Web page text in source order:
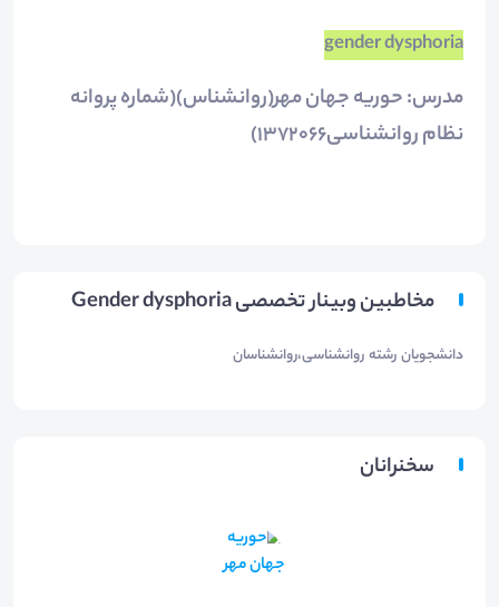
gender dysphoria
مدرس: حوریه جهان مهر(روانشناس)(شماره پروانه
نظام روانشناسی۱۳۷۲۰۶۶)
مخاطبین وبینار تخصصی Gender dysphoria
دانشجویان رشته روانشناسی،روانشناسان
سخنرانان